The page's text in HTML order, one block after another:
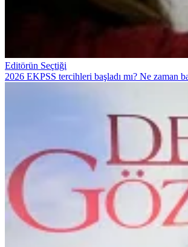
Editörün Seçtiği
2026 EKPSS tercihleri başladı mı? Ne zaman